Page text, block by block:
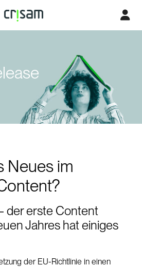
Neues im
der erste Content
Jahres hat einiges
der EU-Richtlinie in einen